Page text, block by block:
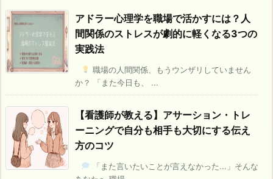
アドラー心理学を職場で活かすには？人
間関係のストレスが劇的に軽くなる3つの
実践法
職場の人間関係、もうウンザリしていません
か？ 「また今日も、 ...
【看護師が教える】アサーション・トレ
ーニングで自分も相手も大切にする伝え
方のコツ
「また言いたいことが言えなかった...」そんな